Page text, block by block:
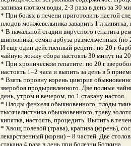
запивая глотком воды, 2-3 раза в день за 30
* При болях в печени приготовить настой
плодов можжевельника заварить 1 л
* В начальной стадии вирусного гепатита
шиповника, семян арбуза размельченных (по
И еще один действенный рецепт: по 20 г
чайную ложку сбора настоять 30 минут на
* При хроническом гепатите: по 20 г
настоять 1–2 часа и выпить за день в 5
* Взять поровну корень цикория
зверобоя продырявленного. Две полные
день, утром и вечером, по 1 стакану настоя.
* Плоды фенхеля обыкновенного, плоды
тысячелистника обыкновенного, траву
кипятка, настоять, процедить. Выпить в
* Хвощ полевой (трава), крапива (корень),
лекарственный (корни) – 8 частей. Две
стакана 4 раза в день при болезни Боткина.